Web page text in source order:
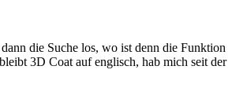
die Suche los, wo ist denn die Funktion
3D Coat auf englisch, hab mich seit der